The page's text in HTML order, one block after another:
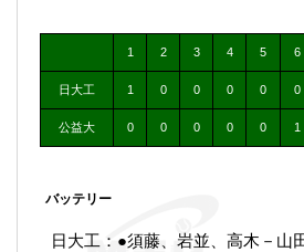
1 2 3 4 5 6
日大工 1 0 0 0 0 0
公益大 0 0 0 0 0 1
バッテリー
日大工：●須藤、岩並、高木－山